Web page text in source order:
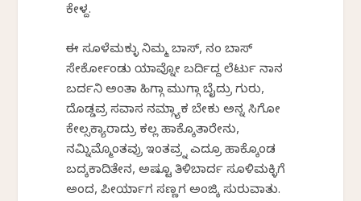
ಕೇಳ್ದ.
ಈ ಸೂಳೆಮಕ್ಳು ನಿಮ್ಮ ಬಾಸ್, ನಂ ಬಾಸ್
ಸೇರ್ಕೋಂಡು ಯಾವ್ನೋ ಬರ್ದಿದ್ದ ಲೆರ್ಟು ನಾನ
ಬರ್ದನಿ ಅಂತಾ ಹಿಗ್ಗಾ ಮುಗ್ಗಾ ಬೈದ್ರು ಗುರು,
ದೊಡ್ಡವ್ರ ಸವಾಸ ನಮ್ಗ್ಯಾಕ ಬೇಕು ಅನ್ನ ಸಿಗೋ
ಕೇಲ್ಸಕ್ಯಾರಾದ್ರು ಕಲ್ಲ ಹಾಕ್ಕೊತಾರೇನು,
ನಮ್ನಿಮ್ಮೊಂತವ್ರು ಇಂತವ್ರ್ನ ಎದ್ರೂ ಹಾಕ್ಕೊಂಡ
ಬದ್ಕಕಾದಿತೇನ, ಅಷ್ಟೂ ತಿಳಿಬಾರ್ದ ಸೂಳಿಮಕ್ಳಿಗೆ
ಅಂದ, ಪೀರ್ಯಾಗ ಸಣ್ಣಗ ಅಂಜ್ಕಿ ಸುರುವಾತು.